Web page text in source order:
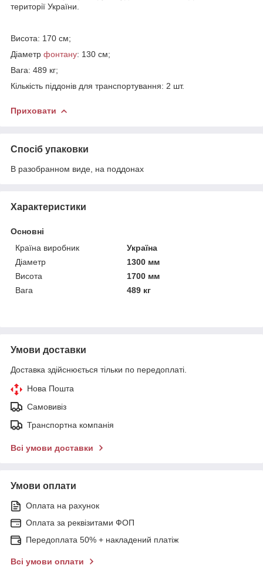
території України.
Висота: 170 см;
Діаметр фонтану: 130 см;
Вага: 489 кг;
Кількість піддонів для транспортування: 2 шт.
Приховати
Спосіб упаковки
В разобранном виде, на поддонах
Характеристики
Основні
Країна виробник
Україна
Діаметр
1300 мм
Висота
1700 мм
Вага
489 кг
Умови доставки
Доставка здійснюється тільки по передоплаті.
Нова Пошта
Самовивіз
Транспортна компанія
Всі умови доставки
Умови оплати
Оплата на рахунок
Оплата за реквізитами ФОП
Передоплата 50% + накладений платіж
Всі умови оплати